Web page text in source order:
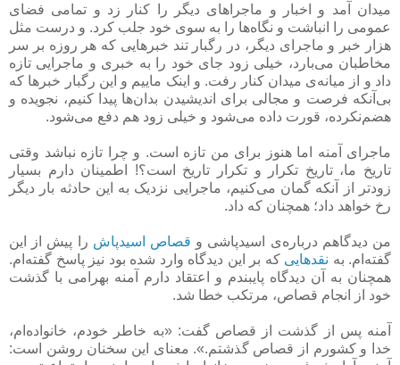
میدان آمد و اخبار و ماجراهای دیگر را کنار زد و تمامی فضای
عمومی را انباشت و نگاه‌ها را به سوی خود جلب کرد. و درست مثل
هزار خبر و ماجرای دیگر، در رگبار تند خبرهایی که هر روزه بر سر
مخاطبان می‌بارد، خیلی زود جای خود را به خبری و ماجرایی تازه
داد و از میانه‌ی میدان کنار رفت. و اینک ماییم و این رگبار خبرها که
بی‌آنکه فرصت و مجالی برای اندیشیدن بدان‌ها پیدا کنیم، نجویده و
هضم‌نکرده، قورت داده می‌شود و خیلی زود هم دفع می‌شود.
ماجرای آمنه اما هنوز برای من تازه است. و چرا تازه نباشد وقتی
تاریخ ما، تاریخ تکرار و تکرار تاریخ است؟! اطمینان دارم بسیار
زودتر از آنکه گمان می‌کنیم، ماجرایی نزدیک به این حادثه بار دیگر
رخ خواهد داد؛ همچنان که داد.
من دیدگاهم درباره‌ی اسیدپاشی و قصاص اسیدپاش را پیش از این
گفته‌ام. به نقدهایی که بر این دیدگاه وارد شده بود نیز پاسخ گفته‌ام.
همچنان به آن دیدگاه پایبندم و اعتقاد دارم آمنه بهرامی با گذشت
خود از انجام قصاص، مرتکب خطا شد.
آمنه پس از گذشت از قصاص گفت: «به خاطر خودم، خانواده‌ام،
خدا و کشورم از قصاص گذشتم.». معنای این سخنان روشن است: